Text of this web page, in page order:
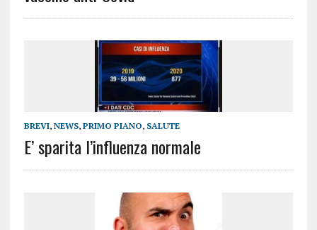
BREVI, NEWS, PRIMO PIANO, SALUTE
E’ sparita l’influenza normale